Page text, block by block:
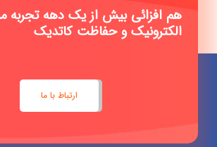
هم افزائی بیش از یک دهه تجربه
الکترونیک و حفاظت کاتدیک
ارتباط با ما